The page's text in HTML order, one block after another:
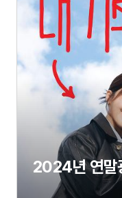
2024년 연말